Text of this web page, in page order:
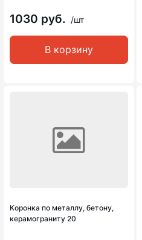
1030 руб. /шт
В корзину
Коронка по металлу, бетону,
керамограниту 20